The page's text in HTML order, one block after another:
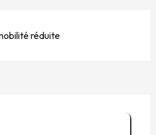
réduite